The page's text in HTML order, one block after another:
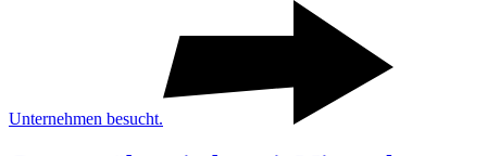
Unter­nehmen besucht.